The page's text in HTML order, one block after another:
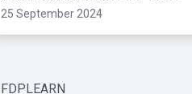
25 September 2024
FDPLEARN